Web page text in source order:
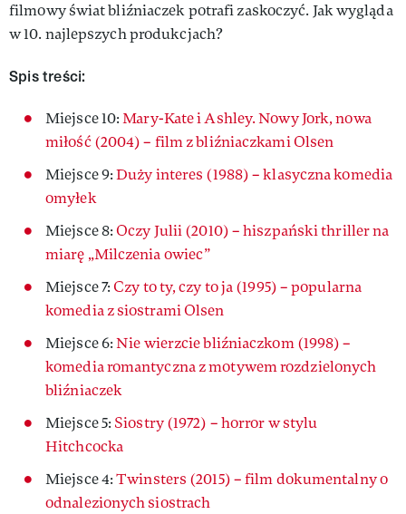
filmowy świat bliźniaczek potrafi zaskoczyć. Jak wygląda
w 10. najlepszych produkcjach?
Spis treści:
Miejsce 10:Mary-Kate i Ashley. Nowy Jork, nowa
miłość (2004) – film z bliźniaczkami Olsen
Miejsce 9:Duży interes (1988) – klasyczna komedia
omyłek
Miejsce 8:Oczy Julii (2010) – hiszpański thriller na
miarę „Milczenia owiec”
Miejsce 7: Czy to ty, czy to ja (1995) – popularna
komedia z siostrami Olsen
Miejsce 6:Nie wierzcie bliźniaczkom (1998) –
komedia romantyczna z motywem rozdzielonych
bliźniaczek
Miejsce 5: Siostry (1972) – horror w stylu
Hitchcocka
Miejsce 4:Twinsters (2015) – film dokumentalny o
odnalezionych siostrach